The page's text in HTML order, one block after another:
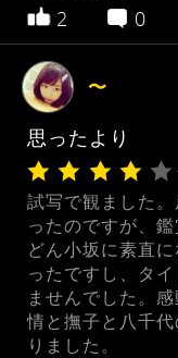
2 0
〜
思ったより
試写で観ました
ったのですが、
どん小坂に素直
ったですし、タ
ませんでした。
情と撫子と八千
りました。